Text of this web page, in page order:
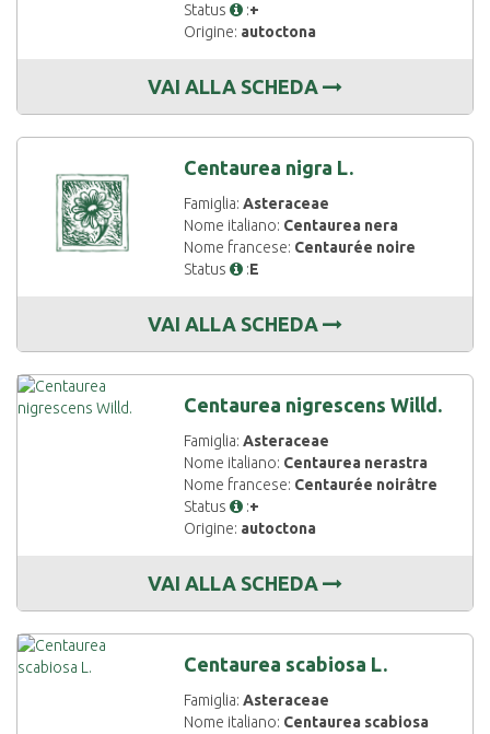
Status
:+
Origine: autoctona
VAI ALLA SCHEDA
Centaurea nigra L.
Famiglia:Asteraceae
Nome italiano: Centaurea nera
Nome francese: Centaurée noire
Status
:E
VAI ALLA SCHEDA
Centaurea nigrescens Willd.
Famiglia:Asteraceae
Nome italiano: Centaurea nerastra
Nome francese: Centaurée noirâtre
Status
:+
Origine: autoctona
VAI ALLA SCHEDA
Centaurea scabiosa L.
Famiglia:Asteraceae
Nome italiano: Centaurea scabiosa